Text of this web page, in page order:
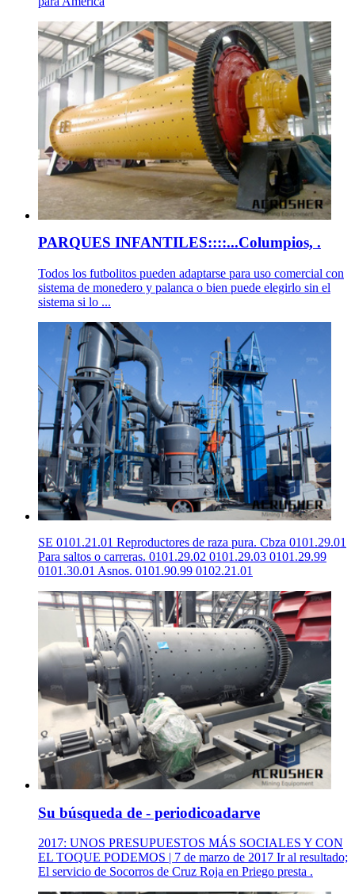
PARQUES INFANTILES::::...Columpios, .
Todos los futbolitos pueden adaptarse para uso comercial con
sistema de monedero y palanca o bien puede elegirlo sin el
sistema si lo ...
SE 0101.21.01 Reproductores de raza pura. Cbza 0101.29.01
Para saltos o carreras. 0101.29.02 0101.29.03 0101.29.99
0101.30.01 Asnos. 0101.90.99 0102.21.01
Su búsqueda de - periodicoadarve
2017: UNOS PRESUPUESTOS MÁS SOCIALES Y CON
EL TOQUE PODEMOS | 7 de marzo de 2017 Ir al resultado;
El servicio de Socorros de Cruz Roja en Priego presta .